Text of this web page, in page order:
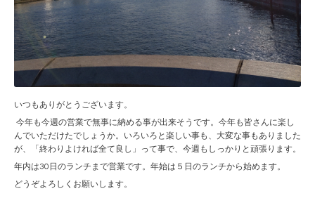
いつもありがとうございます。
今年も今週の営業で無事に納める事が出来そうです。今年も皆さんに楽し
んでいただけたでしょうか。いろいろと楽しい事も、大変な事もありました
が、「終わりよければ全て良し」って事で、今週もしっかりと頑張ります。
年内は30日のランチまで営業です。年始は５日のランチから始めます。
どうぞよろしくお願いします。